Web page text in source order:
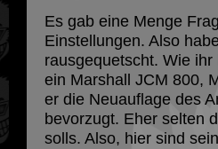
Es gab eine Menge
Einstellungen. Also
rausgequetscht. Wie
ein Marshall JCM 800,
er die Neuauflage des
bevorzugt. Eher selten
solls. Also, hier sind